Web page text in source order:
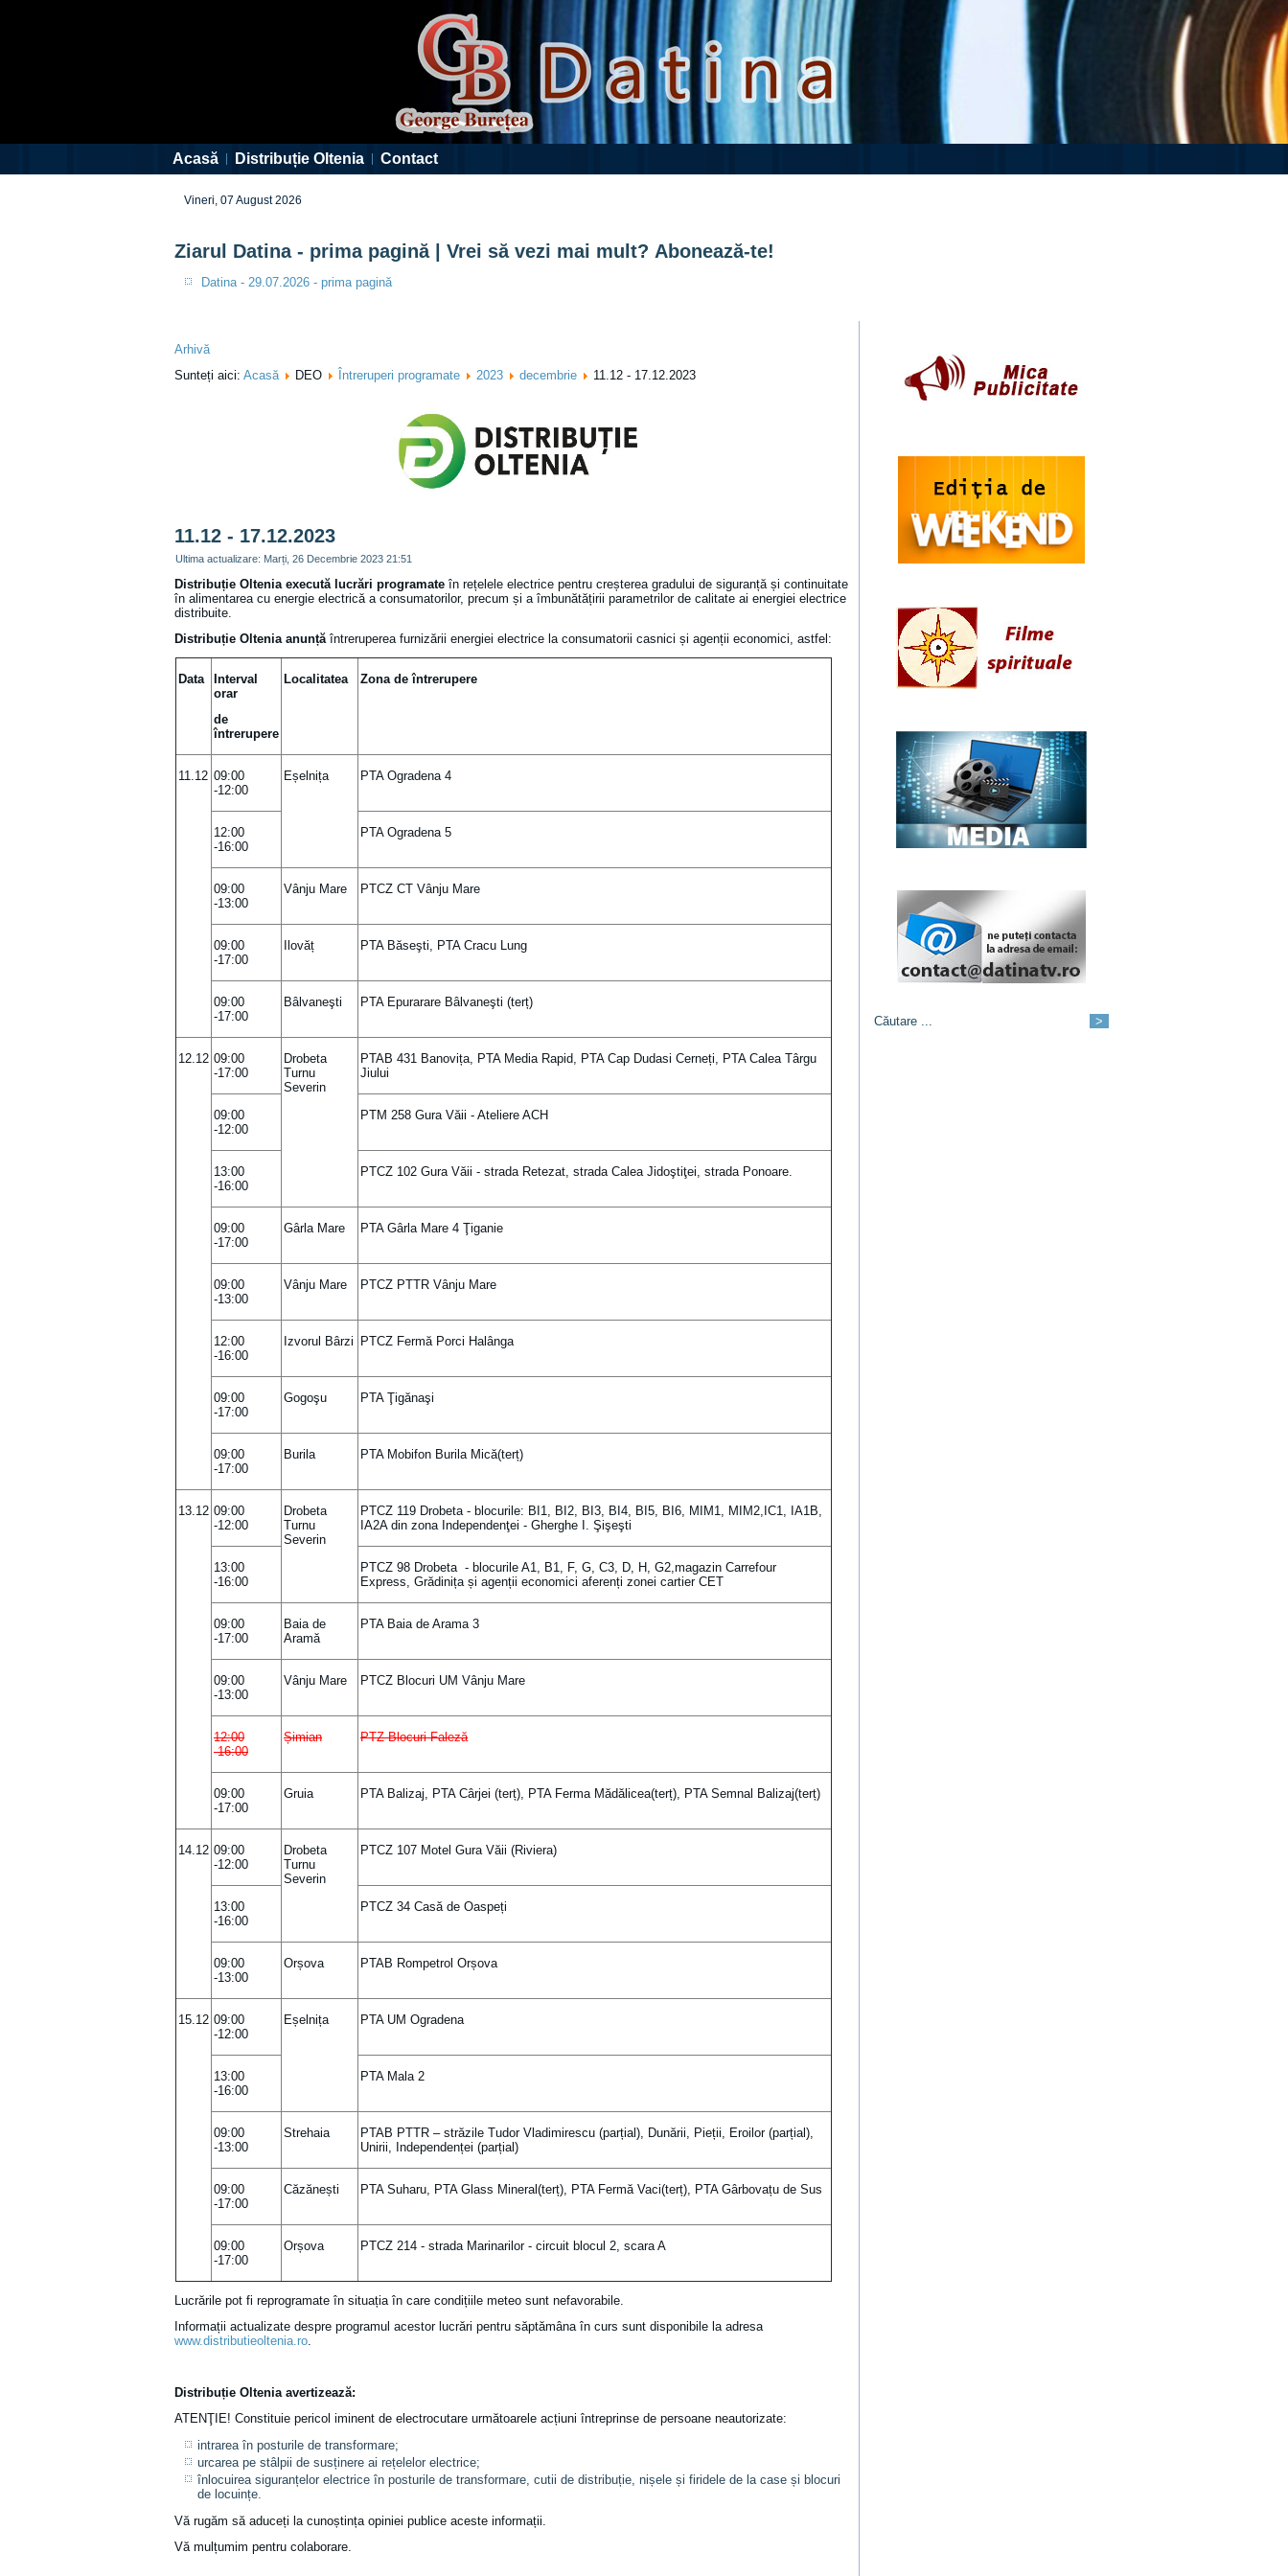
Acasă Distribuție Oltenia Contact
Vineri, 07 August 2026
Ziarul Datina - prima pagină | Vrei să vezi mai mult? Abonează-te!
Datina - 29.07.2026 - prima pagină
Arhivă
Sunteți aici: Acasă DEO Întreruperi programate 2023 decembrie 11.12 - 17.12.2023
11.12 - 17.12.2023
Ultima actualizare: Marți, 26 Decembrie 2023 21:51
Distribuție Olteniaexecută lucrări programate în rețelele electrice pentru creșterea gradului de siguranță și continuitate
în alimentarea cu energie electrică a consumatorilor, precum și a îmbunătățirii parametrilor de calitate ai energiei electrice
distribuite.
Distribuție Oltenia anunțăîntreruperea furnizării energiei electrice la consumatorii casnici și agenții economici, astfel:
Data
Interval
orar
de
întrerupere
Localitatea Zona de întrerupere
11.12 09:00
-12:00
Eșelnița PTA Ogradena 4
12:00
-16:00
PTA Ogradena 5
09:00
-13:00
Vânju Mare PTCZ CT Vânju Mare
09:00
-17:00
Ilovăț PTA Băseşti, PTA Cracu Lung
09:00
-17:00
Bâlvaneşti PTA Epurarare Bâlvaneşti (terț)
12.12 09:00
-17:00
Drobeta
Turnu
Severin
PTAB 431 Banovița, PTA Media Rapid, PTA Cap Dudasi Cerneți, PTA Calea Târgu
Jiului
09:00
-12:00
PTM 258 Gura Văii - Ateliere ACH
13:00
-16:00
PTCZ 102 Gura Văii - strada Retezat, strada Calea Jidoştiţei, strada Ponoare.
09:00
-17:00
Gârla Mare PTA Gârla Mare 4 Ţiganie
09:00
-13:00
Vânju Mare PTCZ PTTR Vânju Mare
12:00
-16:00
Izvorul Bârzi PTCZ Fermă Porci Halânga
09:00
-17:00
Gogoşu PTA Ţigănaşi
09:00
-17:00
Burila PTA Mobifon Burila Mică(terț)
13.12 09:00
-12:00
Drobeta
Turnu
Severin
PTCZ 119 Drobeta - blocurile: BI1, BI2, BI3, BI4, BI5, BI6, MIM1, MIM2,IC1, IA1B,
IA2A din zona Independenţei - Gherghe I. Şişeşti
13:00
-16:00
PTCZ 98 Drobeta - blocurile A1, B1, F, G, C3, D, H, G2,magazin Carrefour
Express, Grădinița și agenții economici aferenți zonei cartier CET
09:00
-17:00
Baia de
Aramă
PTA Baia de Arama 3
09:00
-13:00
Vânju Mare PTCZ Blocuri UM Vânju Mare
12:00
-16:00
Șimian PTZ Blocuri Faleză
09:00
-17:00
Gruia PTA Balizaj, PTA Cârjei (terț), PTA Ferma Mădălicea(terț), PTA Semnal Balizaj(terț)
14.12 09:00
-12:00
Drobeta
Turnu
Severin
PTCZ 107 Motel Gura Văii (Riviera)
13:00
-16:00
PTCZ 34 Casă de Oaspeți
09:00
-13:00
Orșova PTAB Rompetrol Orșova
15.12 09:00
-12:00
Eșelnița PTA UM Ogradena
13:00
-16:00
PTA Mala 2
09:00
-13:00
Strehaia
PTAB PTTR – străzile Tudor Vladimirescu (parțial), Dunării, Pieții, Eroilor (parțial),
Unirii, Independenței (parțial)
09:00
-17:00
Căzănești PTA Suharu, PTA Glass Mineral(terț), PTA Fermă Vaci(terț), PTA Gârbovațu de Sus
09:00
-17:00
Orșova PTCZ 214 - strada Marinarilor - circuit blocul 2, scara A
Lucrările pot fi reprogramate în situația în care condițiile meteo sunt nefavorabile.
Informații actualizate despre programul acestor lucrări pentru săptămâna în curs sunt disponibile la adresa
www.distributieoltenia.ro.
Distribuție Oltenia avertizează:
ATENŢIE! Constituie pericol iminent de electrocutare următoarele acțiuni întreprinse de persoane neautorizate:
intrarea în posturile de transformare;
urcarea pe stâlpii de susținere ai rețelelor electrice;
înlocuirea siguranțelor electrice în posturile de transformare, cutii de distribuție, nișele și firidele de la case și blocuri
de locuințe.
Vă rugăm să aduceți la cunoștința opiniei publice aceste informații.
Vă mulțumim pentru colaborare.